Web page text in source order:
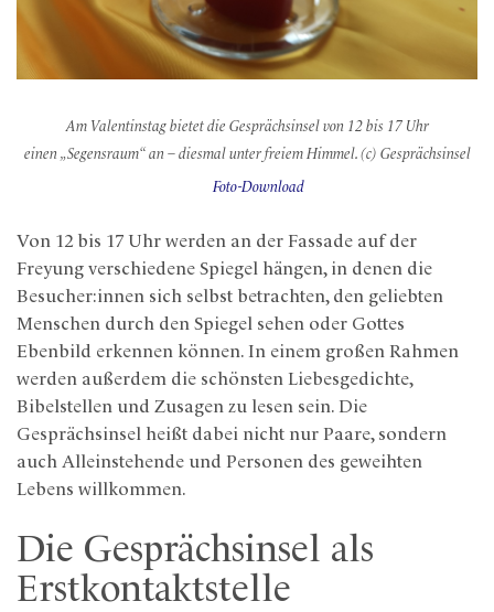
Am Valentinstag bietet die Gesprächsinsel von 12 bis 17 Uhr
einen „Segensraum“ an – diesmal unter freiem Himmel. (c) Gesprächsinsel
Foto-Download
Von 12 bis 17 Uhr werden an der Fassade auf der
Freyung verschiedene Spiegel hängen, in denen die
Besucher:innen sich selbst betrachten, den geliebten
Menschen durch den Spiegel sehen oder Gottes
Ebenbild erkennen können. In einem großen Rahmen
werden außerdem die schönsten Liebesgedichte,
Bibelstellen und Zusagen zu lesen sein. Die
Gesprächsinsel heißt dabei nicht nur Paare, sondern
auch Alleinstehende und Personen des geweihten
Lebens willkommen.
Die Gesprächsinsel als
Erstkontaktstelle